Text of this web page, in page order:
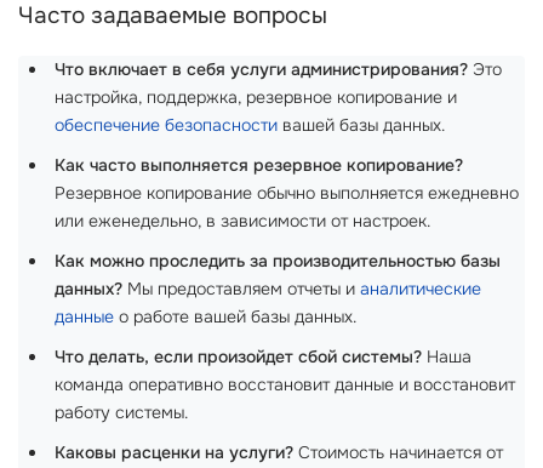
Часто задаваемые вопросы
Что включает в себя услуги администрирования? Это
настройка, поддержка, резервное копирование и
обеспечение безопасности вашей базы данных.
Как часто выполняется резервное копирование?
Резервное копирование обычно выполняется ежедневно
или еженедельно, в зависимости от настроек.
Как можно проследить за производительностью базы
данных? Мы предоставляем отчеты и аналитические
данные о работе вашей базы данных.
Что делать, если произойдет сбой системы? Наша
команда оперативно восстановит данные и восстановит
работу системы.
Каковы расценки на услуги? Стоимость начинается от